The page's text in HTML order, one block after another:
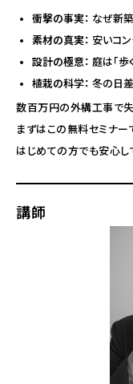
衝撃の事実： なぜ新
素材の真実： 安いコ
設計の極意： 庭は「歩
植栽の科学： 冬の日
数百万円の外構工事で失
まずはこの無料セミナー
はじめての方でも安心し
講師